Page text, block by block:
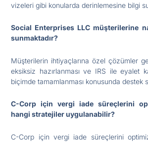
vizeleri gibi konularda derinlemesine bilgi
Social Enterprises LLC müşterilerine
sunmaktadır?
Müşterilerin ihtiyaçlarına özel çözümler
eksiksiz hazırlanması ve IRS ile eyalet
biçimde tamamlanması konusunda destek
C-Corp için vergi iade süreçlerini
hangi stratejiler uygulanabilir?
C-Corp için vergi iade süreçlerini